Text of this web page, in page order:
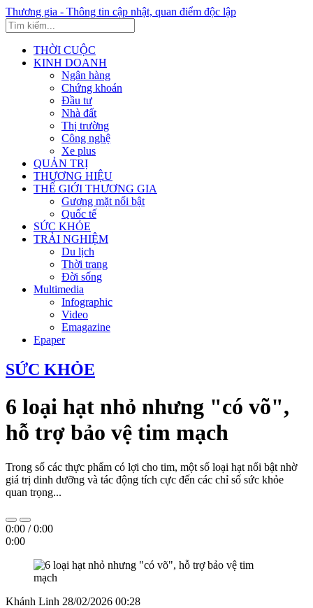
Thương gia - Thông tin cập nhật, quan điểm độc lập
THỜI CUỘC
KINH DOANH
Ngân hàng
Chứng khoán
Đầu tư
Nhà đất
Thị trường
Công nghệ
Xe plus
QUẢN TRỊ
THƯƠNG HIỆU
THẾ GIỚI THƯƠNG GIA
Gương mặt nổi bật
Quốc tế
SỨC KHỎE
TRẢI NGHIỆM
Du lịch
Thời trang
Đời sống
Multimedia
Infographic
Video
Emagazine
Epaper
SỨC KHỎE
6 loại hạt nhỏ nhưng "có võ",
hỗ trợ bảo vệ tim mạch
Trong số các thực phẩm có lợi cho tim, một số loại hạt nổi bật nhờ
giá trị dinh dưỡng và tác động tích cực đến các chỉ số sức khỏe
quan trọng...
0:00 /0:00
0:00
Khánh Linh 28/02/2026 00:28